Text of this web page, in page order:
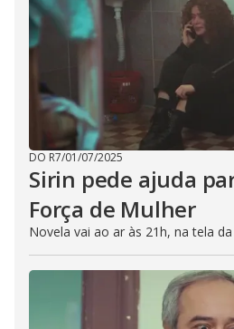
DO R7/01/07/2025
Sirin pede ajuda
Força de Mulher
Novela vai ao ar às 21h, na tela da